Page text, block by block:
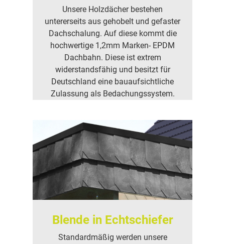
Unsere Holzdächer bestehen
untererseits aus gehobelt und gefaster
Dachschalung. Auf diese kommt die
hochwertige 1,2mm Marken- EPDM
Dachbahn. Diese ist extrem
widerstandsfähig und besitzt für
Deutschland eine bauaufsichtliche
Zulassung als Bedachungssystem.
Blende in Echtschiefer
Standardmäßig werden unsere